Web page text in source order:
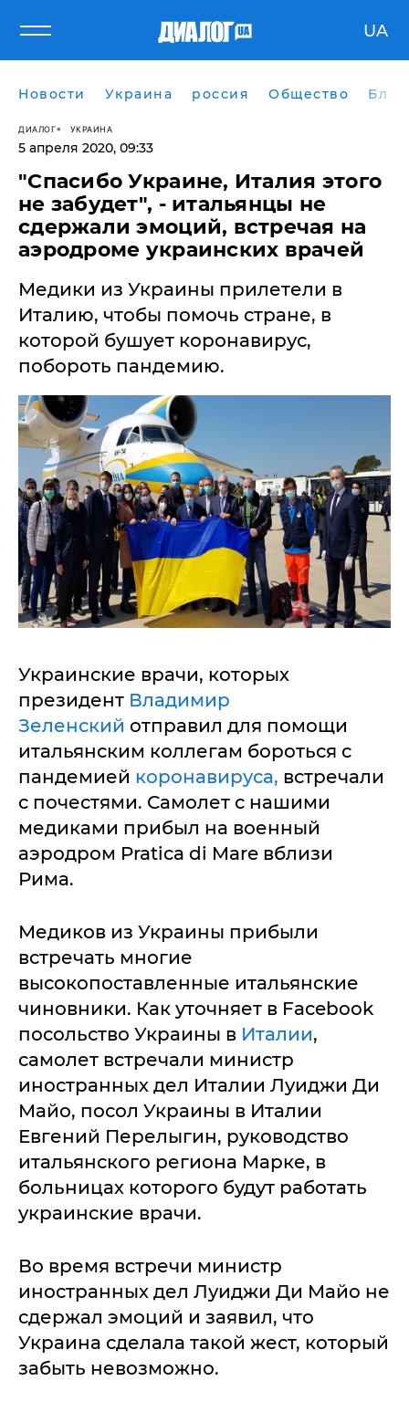
UA
Новости Украина россия Общество
ДИАЛОГ УКРАИНА
5 апреля 2020, 09:33
"Спасибо Украине, Италия этого
не забудет", - итальянцы не
сдержали эмоций, встречая на
аэродроме украинских врачей
Медики из Украины прилетели в
Италию, чтобы помочь стране, в
которой бушует коронавирус,
побороть пандемию.
Украинские врачи, которых
президент Владимир
Зеленский отправил для помощи
итальянским коллегам бороться с
пандемией коронавируса, встречали
с почестями. Самолет с нашими
медиками прибыл на военный
аэродром Pratica di Mare вблизи
Рима.
Медиков из Украины прибыли
встречать многие
высокопоставленные итальянские
чиновники. Как уточняет в Facebook
посольство Украины в Италии,
самолет встречали министр
иностранных дел Италии Луиджи Ди
Майо, посол Украины в Италии
Евгений Перелыгин, руководство
итальянского региона Марке, в
больницах которого будут работать
украинские врачи.
Во время встречи министр
иностранных дел Луиджи Ди Майо не
сдержал эмоций и заявил, что
Украина сделала такой жест, который
забыть невозможно.